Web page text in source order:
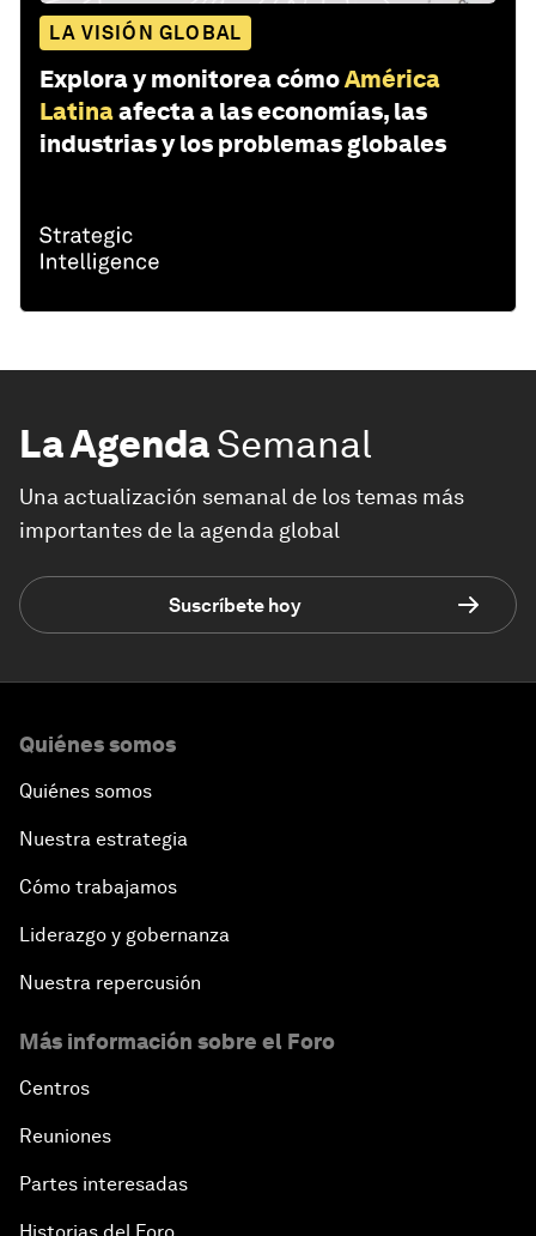
LA VISIÓN GLOBAL
Explora y monitorea cómoAmérica
Latinaafecta a las economías, las
industrias y los problemas globales
La AgendaSemanal
Una actualización semanal de los temas más
importantes de la agenda global
Suscríbete hoy
Quiénes somos
Quiénes somos
Nuestra estrategia
Cómo trabajamos
Liderazgo y gobernanza
Nuestra repercusión
Más información sobre el Foro
Centros
Reuniones
Partes interesadas